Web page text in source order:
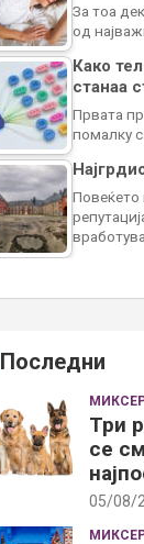
За тоа
од
Како
станаа
Првата
помалку
Повеќето
Последни
Три
се
05/08/